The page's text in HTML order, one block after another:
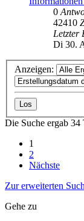
0
42410
Letzter
Di 30.
Anzeigen:
Die Suche ergab 34
1
2
Nächste
Zur erweiterten
Gehe zu